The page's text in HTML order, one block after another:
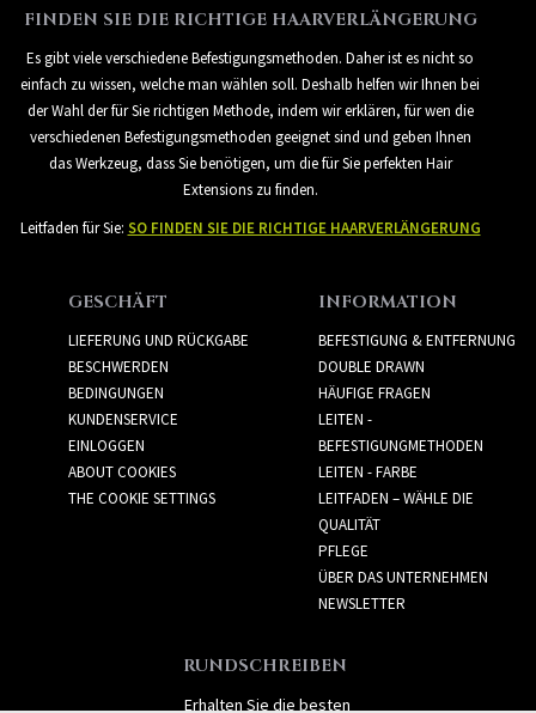
FINDEN SIE DIE RICHTIGE HAARVERLÄNGERUNG
Es gibt viele verschiedene Befestigungsmethoden. Daher ist es nicht so
einfach zu wissen, welche man wählen soll. Deshalb helfen wir Ihnen bei
der Wahl der für Sie richtigen Methode, indem wir erklären, für wen die
verschiedenen Befestigungsmethoden geeignet sind und geben Ihnen
das Werkzeug, dass Sie benötigen, um die für Sie perfekten Hair
Extensions zu finden.
Leitfaden für Sie: SO FINDEN SIE DIE RICHTIGE HAARVERLÄNGERUNG
GESCHÄFT
LIEFERUNG UND RÜCKGABE
BESCHWERDEN
BEDINGUNGEN
KUNDENSERVICE
EINLOGGEN
ABOUT COOKIES
THE COOKIE SETTINGS
INFORMATION
BEFESTIGUNG & ENTFERNUNG
DOUBLE DRAWN
HÄUFIGE FRAGEN
LEITEN -
BEFESTIGUNGMETHODEN
LEITEN - FARBE
LEITFADEN – WÄHLE DIE
QUALITÄT
PFLEGE
ÜBER DAS UNTERNEHMEN
NEWSLETTER
RUNDSCHREIBEN
Erhalten Sie die besten